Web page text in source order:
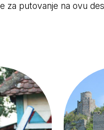
za putovanje na ovu